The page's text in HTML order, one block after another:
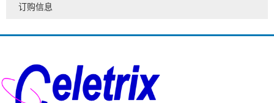
订购信息